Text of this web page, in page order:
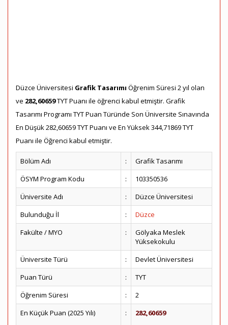
Düzce Üniversitesi Grafik Tasarımı Öğrenim Süresi 2 yıl olan
ve 282,60659TYT Puanı ile öğrenci kabul etmiştir. Grafik
Tasarımı Programı TYT Puan Türünde Son Üniversite Sınavında
En Düşük 282,60659 TYT Puanı ve En Yüksek 344,71869 TYT
Puanı ile Öğrenci kabul etmiştir.
Bölüm Adı :
Grafik Tasarımı
ÖSYM Program Kodu
:
103350536
Üniversite Adı
:
Düzce Üniversitesi
Bulunduğu İl
:
Düzce
Fakülte / MYO
:
Gölyaka Meslek
Yüksekokulu
Üniversite Türü
:
Devlet Üniversitesi
Puan Türü
:
TYT
Öğrenim Süresi
:
2
En Küçük Puan (2025 Yılı)
: 282,60659